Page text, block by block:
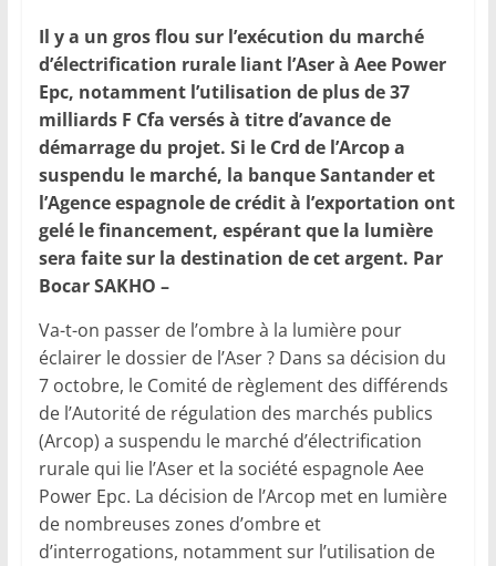
Il y a un gros flou sur l’exécution du marché
d’électrification rurale liant l’Aser à Aee Power
Epc, notamment l’utilisation de plus de 37
milliards F Cfa versés à titre d’avance de
démarrage du projet. Si le Crd de l’Arcop a
suspendu le marché, la banque Santander et
l’Agence espagnole de crédit à l’exportation ont
gelé le financement, espérant que la lumière
sera faite sur la destination de cet argent. Par
Bocar SAKHO –
Va-t-on passer de l’ombre à la lumière pour
éclairer le dossier de l’Aser ? Dans sa décision du
7 octobre, le Comité de règlement des différends
de l’Autorité de régulation des marchés publics
(Arcop) a suspendu le marché d’électrification
rurale qui lie l’Aser et la société espagnole Aee
Power Epc. La décision de l’Arcop met en lumière
de nombreuses zones d’ombre et
d’interrogations, notamment sur l’utilisation de